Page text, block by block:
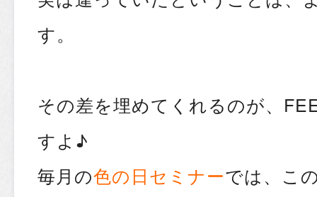
す。
その差を埋めてくれるのが、
すよ♪
毎月の色の日セミナーでは、こ